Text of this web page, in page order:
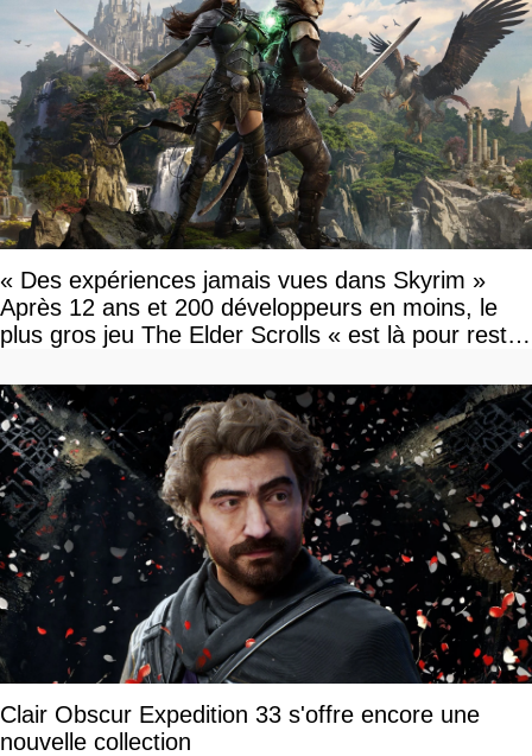
« Des expériences jamais vues dans Skyrim »
Après 12 ans et 200 développeurs en moins, le
plus gros jeu The Elder Scrolls « est là pour rester
Clair Obscur Expedition 33 s'offre encore une
nouvelle collection